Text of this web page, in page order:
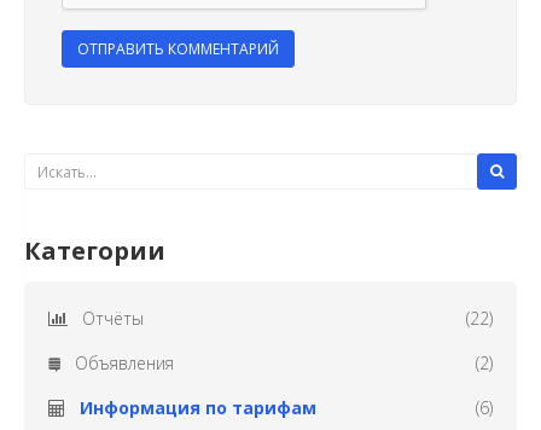
ОТПРАВИТЬ КОММЕНТАРИЙ
Категории
Отчёты
(22)
Объявления
(2)
Информация по тарифам
(6)